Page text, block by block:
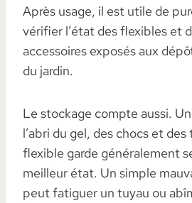
Après usage, il est utile de
vérifier l’état des flexibles et
accessoires exposés aux
du jardin.
Le stockage compte aussi.
l’abri du gel, des chocs et des
flexible garde généralement
meilleur état. Un simple
peut fatiguer un tuyau ou